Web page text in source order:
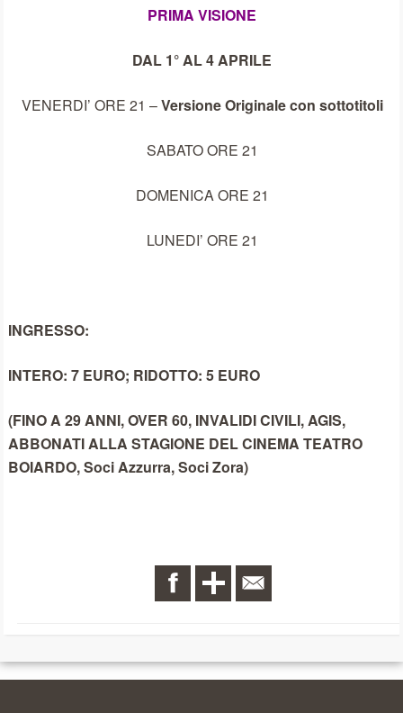
PRIMA VISIONE
DAL 1° AL 4 APRILE
VENERDI’ ORE 21 –Versione Originale con sottotitoli
SABATO ORE 21
DOMENICA ORE 21
LUNEDI’ ORE 21
INGRESSO:
INTERO: 7 EURO; RIDOTTO: 5 EURO
(FINO A 29 ANNI, OVER 60, INVALIDI CIVILI, AGIS,
ABBONATI ALLA STAGIONE DEL CINEMA TEATRO
BOIARDO, Soci Azzurra, Soci Zora)